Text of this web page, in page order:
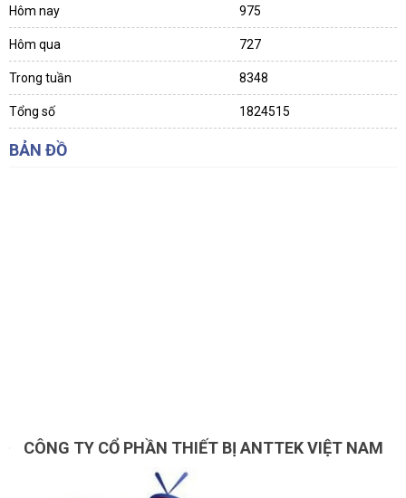
Hôm nay 975
Hôm qua 727
Trong tuần 8348
Tổng số 1824515
BẢN ĐỒ
CÔNG TY CỔ PHẦN THIẾT BỊ ANTTEK VIỆT NAM